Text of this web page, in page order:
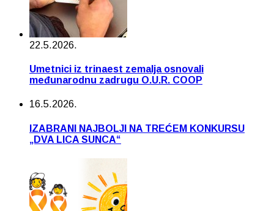
22.5.2026.
Umetnici iz trinaest zemalja osnovali
međunarodnu zadrugu O.U.R. COOP
16.5.2026.
IZABRANI NAJBOLJI NA TREĆEM KONKURSU
„DVA LICA SUNCA“